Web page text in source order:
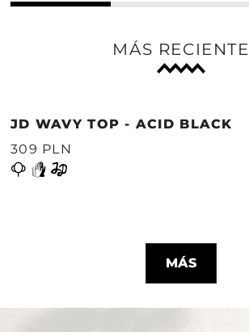
MÁS RECIENTE
JD WAVY TOP - ACID BLACK
309 PLN
MÁS